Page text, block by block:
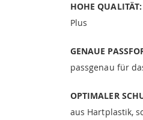
HOHE QUALITÄT:
Plus
GENAUE
passgenau für
OPTIMALER
aus Hartplastik,